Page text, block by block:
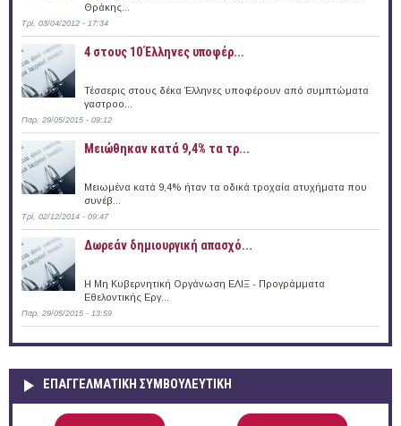
Θράκης...
Τρί, 03/04/2012 - 17:34
4 στους 10 Έλληνες υποφέρ...
Τέσσερις στους δέκα Έλληνες υποφέρουν από συμπτώματα
γαστροο...
Παρ, 29/05/2015 - 09:12
Μειώθηκαν κατά 9,4% τα τρ...
Μειωμένα κατά 9,4% ήταν τα οδικά τροχαία ατυχήματα που
συνέβ...
Τρί, 02/12/2014 - 09:47
Δωρεάν δημιουργική απασχό...
Η Μη Κυβερνητική Οργάνωση ΕΛΙΞ - Προγράμματα
Εθελοντικής Εργ...
Παρ, 29/05/2015 - 13:59
ΕΠΑΓΓΕΛΜΑΤΙΚΉ ΣΥΜΒΟΥΛΕΥΤΙΚΉ